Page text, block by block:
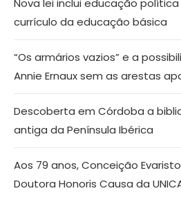
currículo da educação básica
“Os armários vazios” e a
Annie Ernaux sem as arestas
Descoberta em Córdoba a
antiga da Península Ibérica
Aos 79 anos, Conceição
Doutora Honoris Causa da